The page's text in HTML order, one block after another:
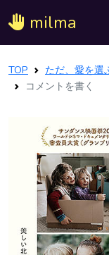
milma
TOP ただ、愛を選
コメントを書く